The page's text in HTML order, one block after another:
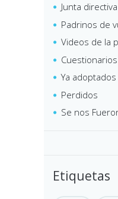
Junta directiva
Padrinos de
Videos de la
Cuestionarios
Ya adoptados
Perdidos
Se nos
Etiquetas